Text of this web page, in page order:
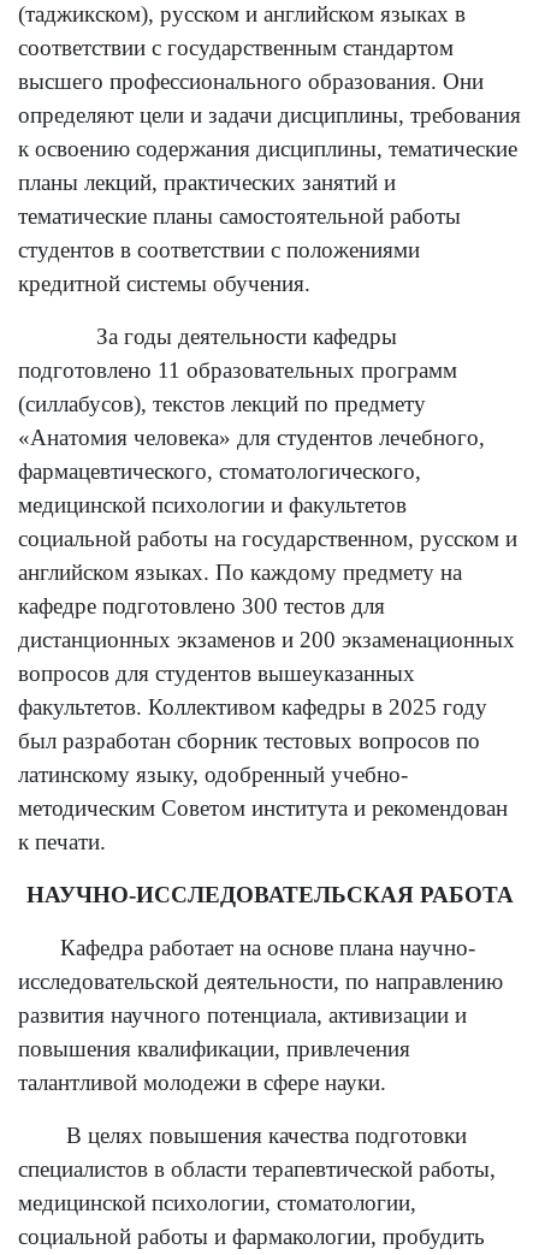
(таджикском), русском и английском языках в
соответствии с государственным стандартом
высшего профессионального образования. Они
определяют цели и задачи дисциплины, требования
к освоению содержания дисциплины, тематические
планы лекций, практических занятий и
тематические планы самостоятельной работы
студентов в соответствии с положениями
кредитной системы обучения.
За годы деятельности кафедры
подготовлено 11 образовательных программ
(силлабусов), текстов лекций по предмету
«Анатомия человека» для студентов лечебного,
фармацевтического, стоматологического,
медицинской психологии и факультетов
социальной работы на государственном, русском и
английском языках. По каждому предмету на
кафедре подготовлено 300 тестов для
дистанционных экзаменов и 200 экзаменационных
вопросов для студентов вышеуказанных
факультетов. Коллективом кафедры в 2025 году
был разработан сборник тестовых вопросов по
латинскому языку, одобренный учебно-
методическим Советом института и рекомендован
к печати.
НАУЧНО-ИССЛЕДОВАТЕЛЬСКАЯ РАБОТА
Кафедра работает на основе плана научно-
исследовательской деятельности, по направлению
развития научного потенциала, активизации и
повышения квалификации, привлечения
талантливой молодежи в сфере науки.
В целях повышения качества подготовки
специалистов в области терапевтической работы,
медицинской психологии, стоматологии,
социальной работы и фармакологии, пробудить